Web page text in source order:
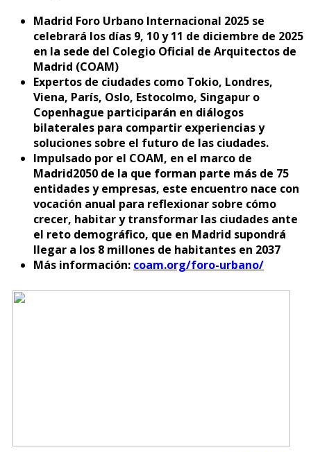
Madrid Foro Urbano Internacional 2025 se
celebrará los días 9, 10 y 11 de diciembre de 2025
en la sede del Colegio Oficial de Arquitectos de
Madrid (COAM)
Expertos de ciudades como Tokio, Londres,
Viena, París, Oslo, Estocolmo, Singapur o
Copenhague participarán en diálogos
bilaterales para compartir experiencias y
soluciones sobre el futuro de las ciudades.
Impulsado por el COAM, en el marco de
Madrid2050 de la que forman parte más de 75
entidades y empresas, este encuentro nace con
vocación anual para reflexionar sobre cómo
crecer, habitar y transformar las ciudades ante
el reto demográfico, que en Madrid supondrá
llegar a los 8 millones de habitantes en 2037
Más información: coam.org/foro-urbano/